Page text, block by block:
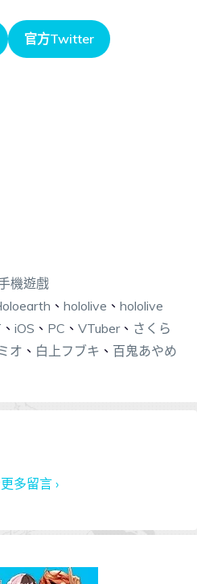
官方Twitter
機遊戲
、 hololive 、 hololive
、 iOS 、 PC 、 VTuber、 さくら
オ 、 白上フブキ 、 百鬼あやめ
多留言 ›